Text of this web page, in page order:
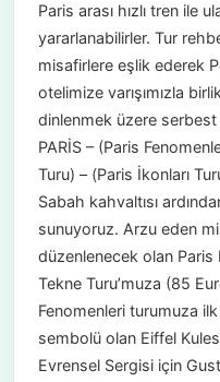
Paris arası hızlı tren ile
yararlanabilirler. Tur
misafirlere eşlik ederek
otelimize varışımızla
dinlenmek üzere serbest
PARİS – (Paris
Turu) – (Paris İkonları
Sabah kahvaltısı
sunuyoruz. Arzu eden
düzenlenecek olan Paris
Tekne Turu’muza (85
Fenomenleri turumuza ilk
sembolü olan Eiffel
Evrensel Sergisi için